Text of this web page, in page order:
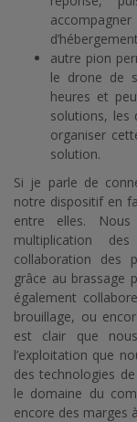
autre pion
le drone de
heures et
solutions, les
organiser
solution.
Si je parle de
notre dispositif en
entre elles. Nous
multiplication
collaboration des
grâce au brassage
également
brouillage, ou
est clair que
l’exploitation que
des technologies
le domaine du
encore des marges